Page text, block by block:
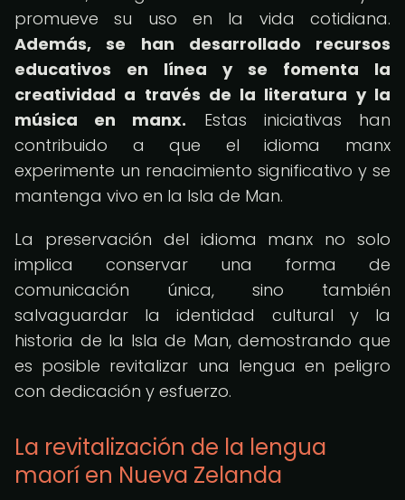
promueve su uso en la vida cotidiana.
Además, se han desarrollado recursos
educativos en línea y se fomenta la
creatividad a través de la literatura y la
música en manx. Estas iniciativas han
contribuido a que el idioma manx
experimente un renacimiento significativo y se
mantenga vivo en la Isla de Man.
La preservación del idioma manx no solo
implica conservar una forma de
comunicación única, sino también
salvaguardar la identidad cultural y la
historia de la Isla de Man, demostrando que
es posible revitalizar una lengua en peligro
con dedicación y esfuerzo.
La revitalización de la lengua
maorí en Nueva Zelanda